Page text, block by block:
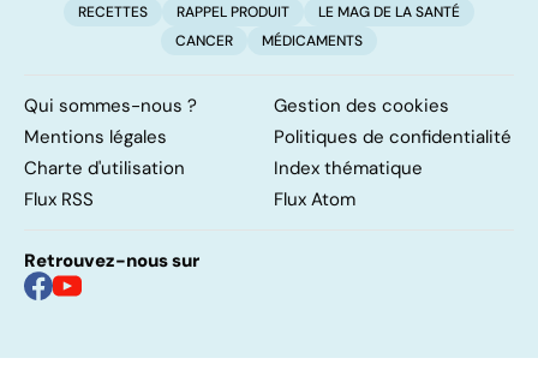
RECETTES RAPPEL PRODUIT
LE MAG DE LA SANTÉ
CANCER
MÉDICAMENTS
Qui sommes-nous ?
Gestion des cookies
Mentions légales
Politiques de confidentialité
Charte d'utilisation
Index thématique
Flux RSS
Flux Atom
Retrouvez-nous sur